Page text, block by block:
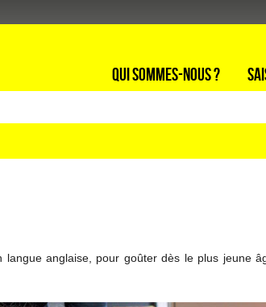
Qui sommes-nous ?
langue anglaise, pour goûter dès le plus jeune